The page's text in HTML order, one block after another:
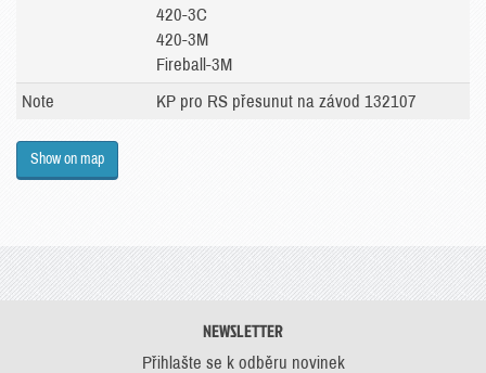
420-3C
420-3M
Fireball-3M
Note
KP pro RS přesunut na závod 132107
Show on map
NEWSLETTER
Přihlašte se k odběru novinek